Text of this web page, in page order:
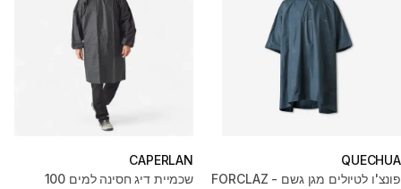
QUECHUA
פונצ'ו לטיולים מגן גשם - FORCLAZ
CAPERLAN
שכמיית דיג חסינה למים 100